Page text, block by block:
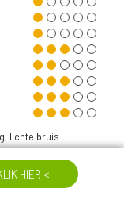
lichte bruis
HIER <--